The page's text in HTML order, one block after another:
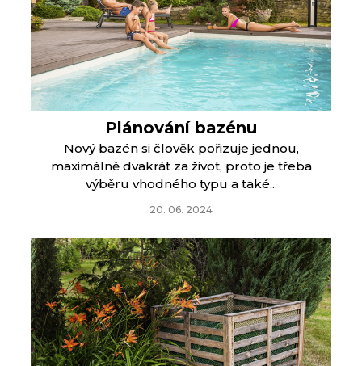
Plánování bazénu
Nový bazén si člověk pořizuje jednou,
maximálně dvakrát za život, proto je třeba
výběru vhodného typu a také...
20. 06. 2024